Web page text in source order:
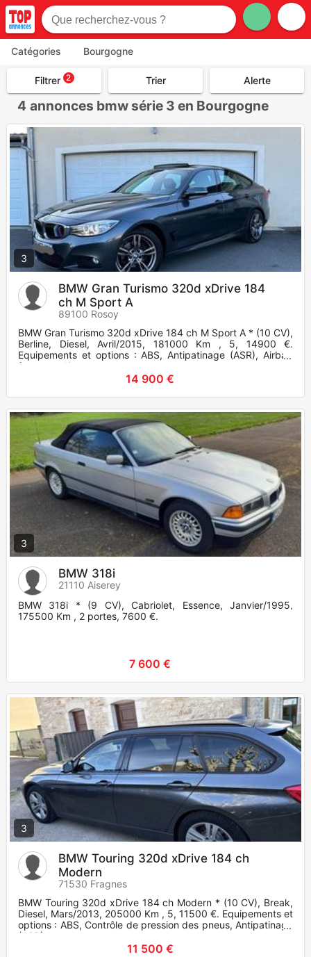
Catégories Bourgogne
Filtrer 2 Trier Alerte
4 annonces bmw série 3 en Bourgogne
3
BMW Gran Turismo 320d xDrive 184
ch M Sport A
89100 Rosoy
BMW Gran Turismo 320d xDrive 184 ch M Sport A * (10 CV),
Berline, Diesel, Avril/2015, 181000 Km , 5, 14900 €.
Equipements et options : ABS, Antipatinage (ASR), Airbag
frontaux, Ai
14 900 €
3
BMW 318i
21110 Aiserey
BMW 318i * (9 CV), Cabriolet, Essence, Janvier/1995,
175500 Km , 2 portes, 7600 €.
7 600 €
3
BMW Touring 320d xDrive 184 ch
Modern
71530 Fragnes
BMW Touring 320d xDrive 184 ch Modern * (10 CV), Break,
Diesel, Mars/2013, 205000 Km , 5, 11500 €. Equipements et
options : ABS, Contrôle de pression des pneus, Antipatinage
(ASR)
11 500 €